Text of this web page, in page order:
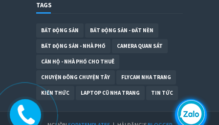
TAGS
BẤT ĐỘNG SẢN BẤT ĐỘNG SẢN - ĐẤT NỀN
BẤT ĐỘNG SẢN - NHÀ PHỐ CAMERA QUAN SÁT
CĂN HỘ - NHÀ PHỐ CHO THUÊ
CHUYỆN ĐÔNG CHUYỆN TÂY FLYCAM NHA TRANG
KIẾN THỨC LAPTOP CŨ NHA TRANG TIN TỨC